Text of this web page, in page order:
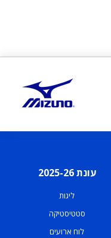
עונת 2025-26
ליגות
סטטיסטיקה
לוח ארועים